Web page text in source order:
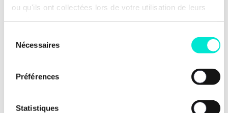
ou qu'ils ont collectées lors de votre utilisation de leurs
Nécessaires
Préférences
Statistiques